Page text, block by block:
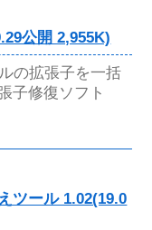
公開 2,955K)
の拡張子を一括
子修復ソフト
ツール 1.02(19.0